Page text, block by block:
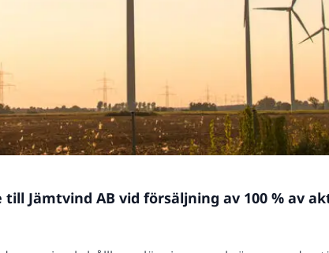
Jämtvind AB vid försäljning av 100 % av